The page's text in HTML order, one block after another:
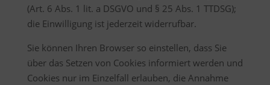
(Art. 6 Abs. 1 lit. a DSGVO und § 25 Abs. 1 TTDSG);
die Einwilligung ist jederzeit widerrufbar.
Sie können Ihren Browser so einstellen, dass Sie
über das Setzen von Cookies informiert werden und
Cookies nur im Einzelfall erlauben, die Annahme